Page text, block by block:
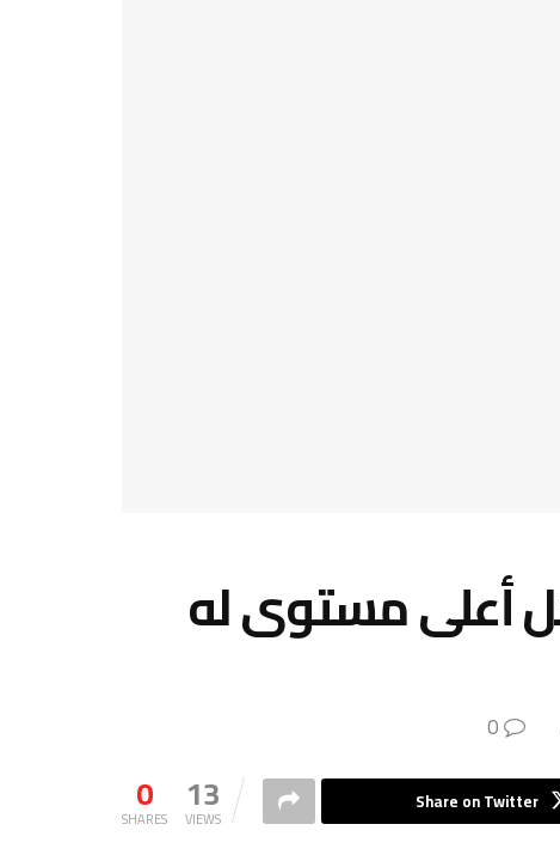
أعلى مستوى له
0
SHARES 13
VIEWS
Share on Twitter